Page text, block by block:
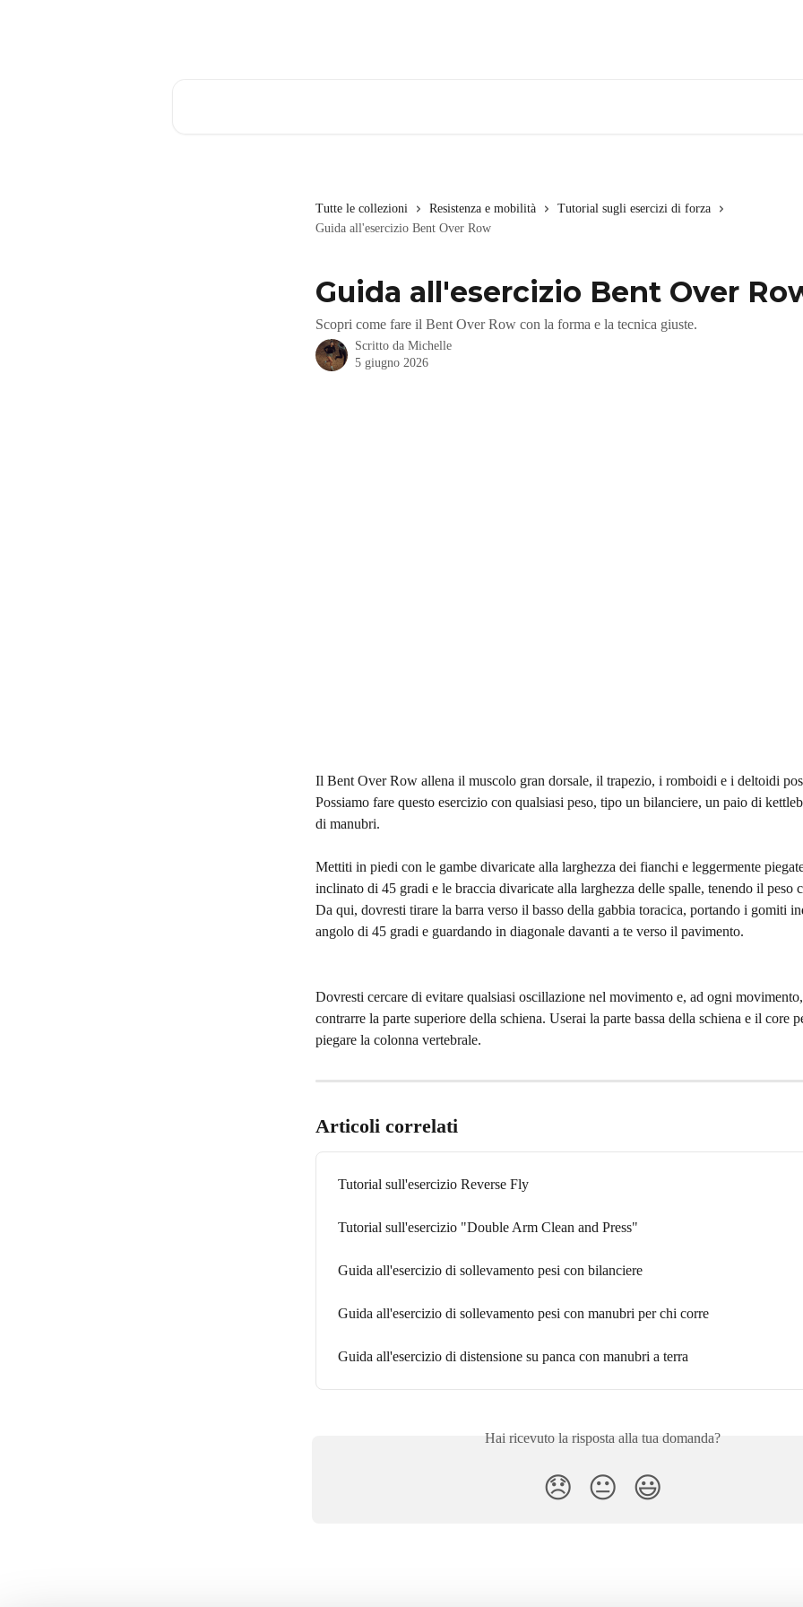
Tutte le collezioni Resistenza e mobilità
Tutorial sugli esercizi di forza
Guida all'esercizio Bent Over Row
Guida all'esercizio Bent Over
Scopri come fare il Bent Over Row con la forma e la tecnica giuste.
Scritto da Michelle
5 giugno 2026
Il Bent Over Row allena il muscolo gran dorsale, il trapezio, i romboidi e i deltoidi
Possiamo fare questo esercizio con qualsiasi peso, tipo un bilanciere, un paio di
di manubri.
Mettiti in piedi con le gambe divaricate alla larghezza dei fianchi e leggermente
inclinato di 45 gradi e le braccia divaricate alla larghezza delle spalle, tenendo il peso
Da qui, dovresti tirare la barra verso il basso della gabbia toracica, portando i gomiti
angolo di 45 gradi e guardando in diagonale davanti a te verso il pavimento.
Dovresti cercare di evitare qualsiasi oscillazione nel movimento e, ad ogni
contrarre la parte superiore della schiena. Userai la parte bassa della schiena e il core
piegare la colonna vertebrale.
Articoli correlati
Tutorial sull'esercizio Reverse Fly
Tutorial sull'esercizio "Double Arm Clean and Press"
Guida all'esercizio di sollevamento pesi con bilanciere
Guida all'esercizio di sollevamento pesi con manubri per chi corre
Guida all'esercizio di distensione su panca con manubri a terra
Hai ricevuto la risposta alla tua domanda?
😞 😐 😃